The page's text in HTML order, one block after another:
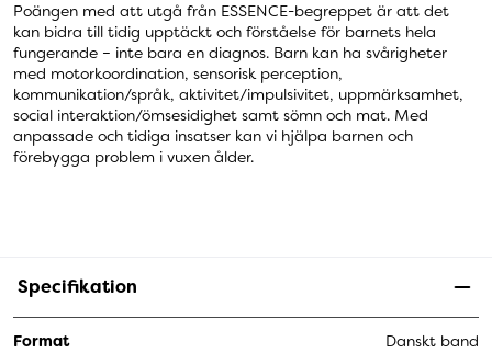
Poängen med att utgå från ESSENCE-begreppet är att det
kan bidra till tidig upptäckt och förståelse för barnets hela
fungerande – inte bara en diagnos. Barn kan ha svårigheter
med motorkoordination, sensorisk perception,
kommunikation/språk, aktivitet/impulsivitet, uppmärksamhet,
social interaktion/ömsesidighet samt sömn och mat. Med
anpassade och tidiga insatser kan vi hjälpa barnen och
förebygga problem i vuxen ålder.
Specifikation
Format Danskt band